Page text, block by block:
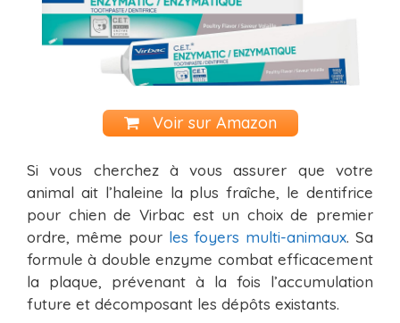
Voir sur Amazon
Si vous cherchez à vous assurer que votre
animal ait l’haleine la plus fraîche, le dentifrice
pour chien de Virbac est un choix de premier
ordre, même pour les foyers multi-animaux. Sa
formule à double enzyme combat efficacement
la plaque, prévenant à la fois l’accumulation
future et décomposant les dépôts existants.